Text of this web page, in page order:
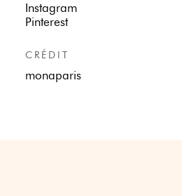
Instagram
Pinterest
CRÉDIT
monaparis